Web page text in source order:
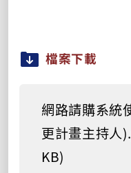
檔案下載
網路請購系統
更計畫主持人
KB)